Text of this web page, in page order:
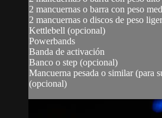
2 mancuernas o barra con peso
2 mancuernas o discos de peso
Kettlebell (opcional)
Powerbands
Banda de activación
Banco o step (opcional)
Mancuerna pesada o similar (para
(opcional)